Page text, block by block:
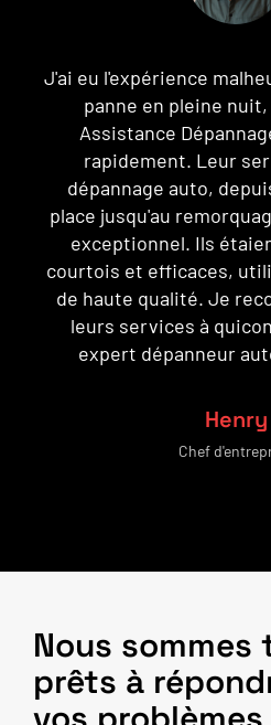
J'ai eu l'expérience
panne en pleine
Assistance
rapidement. Leur
dépannage auto,
place jusqu'au
exceptionnel. Ils
courtois et efficaces,
de haute qualité. Je
leurs services à
expert dépanneur
Henry
Chef
Nous sommes
prêts à